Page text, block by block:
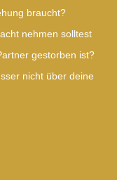
braucht?
nehmen solltest
gestorben ist?
nicht über deine